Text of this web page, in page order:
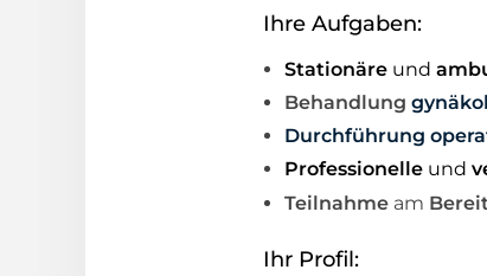
Ihre Aufgaben:
Stationäre und
Behandlung
Durchführung
Professionelle und
Teilnahme am
Ihr Profil: